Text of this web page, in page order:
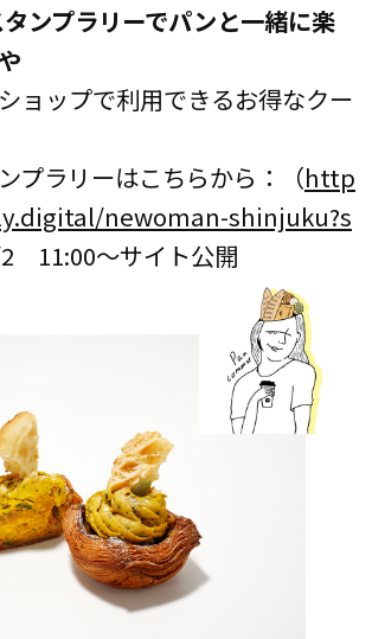
ンプラリーでパンと一緒に楽
ョップで利用できるお得なクー
プラリーはこちらから：（http
newoman-shinjuku?s
11:00～サイト公開